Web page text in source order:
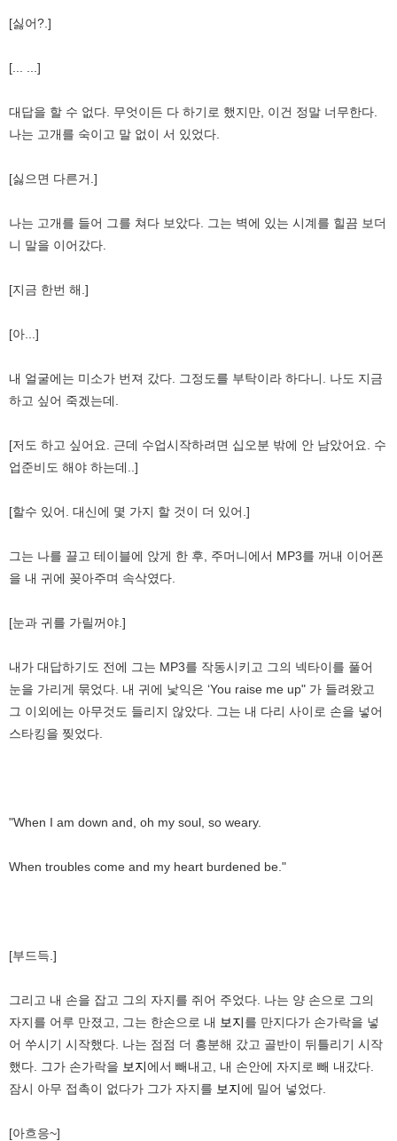
[싫어?.]
[... ...]
대답을 할 수 없다. 무엇이든 다 하기로 했지만, 이건 정말 너무한다.
나는 고개를 숙이고 말 없이 서 있었다.
[싫으면 다른거.]
나는 고개를 들어 그를 쳐다 보았다. 그는 벽에 있는 시계를 힐끔 보더
니 말을 이어갔다.
[지금 한번 해.]
[아...]
내 얼굴에는 미소가 번져 갔다. 그정도를 부탁이라 하다니. 나도 지금
하고 싶어 죽겠는데.
[저도 하고 싶어요. 근데 수업시작하려면 십오분 밖에 안 남았어요. 수
업준비도 해야 하는데..]
[할수 있어. 대신에 몇 가지 할 것이 더 있어.]
그는 나를 끌고 테이블에 앉게 한 후, 주머니에서 MP3를 꺼내 이어폰
을 내 귀에 꽂아주며 속삭였다.
[눈과 귀를 가릴꺼야.]
내가 대답하기도 전에 그는 MP3를 작동시키고 그의 넥타이를 풀어
눈을 가리게 묶었다. 내 귀에 낯익은 ‘You raise me up" 가 들려왔고
그 이외에는 아무것도 들리지 않았다. 그는 내 다리 사이로 손을 넣어
스타킹을 찢었다.
"When I am down and, oh my soul, so weary.
When troubles come and my heart burdened be."
[부드득.]
그리고 내 손을 잡고 그의 자지를 쥐어 주었다. 나는 양 손으로 그의
자지를 어루 만졌고, 그는 한손으로 내 보지를 만지다가 손가락을 넣
어 쑤시기 시작했다. 나는 점점 더 흥분해 갔고 골반이 뒤틀리기 시작
했다. 그가 손가락을 보지에서 빼내고, 내 손안에 자지로 빼 내갔다.
잠시 아무 접촉이 없다가 그가 자지를 보지에 밀어 넣었다.
[아흐응~]